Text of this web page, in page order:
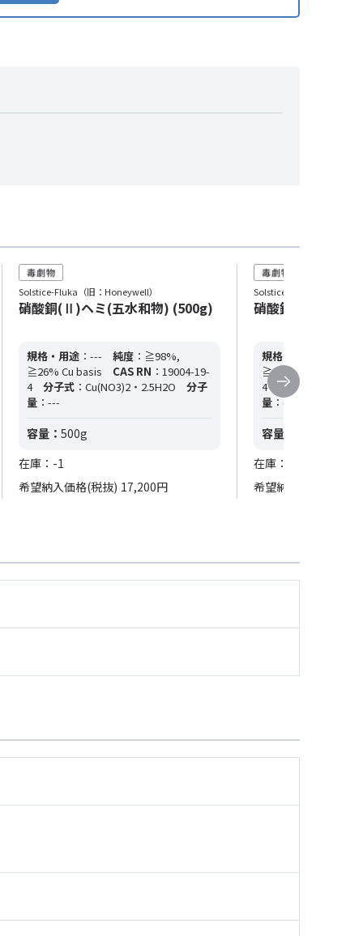
Solstice-Fluka（旧：Honeywell）
硝酸銅(Ⅱ)ヘミ(五水和物) (500g)
規格・用途 ：--- 純度 ：≧98%,
≧26% Cu basis
CAS RN ：19004-19-
4
分子式 ：Cu(NO3)2・2.5H2O
分子
量 ：---
容量： 500g
在庫：-1
希望納入価格(税抜) 17,200円
Solstice-Fluka（旧：
硝酸銅(Ⅱ)ヘミ(
規格・用途
≧26% Cu basis
4
分子式
量 ：---
容量：
在庫：0
希望納入価格(税抜)